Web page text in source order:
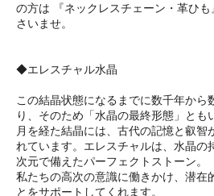
の方は 『ネックレスチェーン・革ひ
さいませ。
◆エレスチャル水晶
この結晶状態になるまでに数千年から
り、そのため「水晶の最終形態」とも
月を経た結晶には、古代の記憶と叡智
れています。エレスチャルは、水晶の
次元で備えたパーフェクトストーン。
私たちの高次の意識に働きかけ、潜在
とをサポートしてくれます。